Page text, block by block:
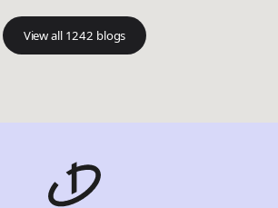
View all 1242 blogs